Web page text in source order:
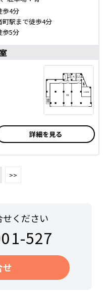
歩4分
町駅まで徒歩4分
歩5分
詳細を見る
>>
ください
527
せ